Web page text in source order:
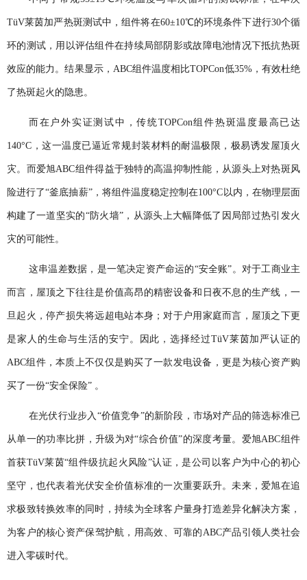
TüV莱茵加严热斑测试中，组件将在60±10℃的环境条件下进行30个循
环的测试，用以评估组件在持续局部阴影或故障电池情况下抵抗热斑
效应的能力。结果显示，ABC组件温度相比TOPCon低35%，有效杜绝
了热斑起火的隐患。
而在户外实证测试中，传统TOPCon组件热斑温度最高已达
140°C，这一温度已逼近常规封装材料的耐温极限，极易诱发屋顶火
灾。而爱旭ABC组件得益于独特的高温抑制性能，从源头上对热斑风
险进行了“釜底抽薪”，将组件温度稳定控制在100°C以内，在物理层面
构建了一道坚实的“防火墙”，从源头上大幅降低了因局部过热引发火
灾的可能性。
这串温差数据，是一笔决定资产命运的“安全账”。对于工商业主
而言，屋顶之下往往是价值高昂的精密设备和日夜不息的生产线，一
旦起火，停产损失将远超电站本身；对于户用家庭而言，屋顶之下更
是家人的生命与生活的安宁。因此，选择经过TüV莱茵加严认证的
ABC组件，本质上不仅仅是购买了一款发电设备，更是为核心资产购
买了一份“安全保险” 。
在光伏行业步入“价值竞争”的新阶段，市场对产品的筛选标准已
从单一的功率比拼，升级为对“综合价值”的深度考量。爱旭ABC组件
首获TüV莱茵“组件级抗起火风险”认证，是公司以客户为中心的初心
坚守，也代表着光伏安全价值标准的一次重要跃升。未来，爱旭在追
求极致转换效率的同时，持续为全球客户量身打造差异化解决方案，
为客户的核心资产保驾护航，用高效、可靠的ABC产品引领人类社会
进入零碳时代。